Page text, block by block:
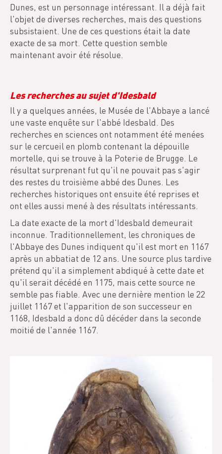
Dunes, est un personnage intéressant. Il a déjà fait
l'objet de diverses recherches, mais des questions
subsistaient. Une de ces questions était la date
exacte de sa mort. Cette question semble
maintenant avoir été résolue.
Les recherches au sujet d'Idesbald
Il y a quelques années, le Musée de l'Abbaye a lancé
une vaste enquête sur l'abbé Idesbald. Des
recherches en sciences ont notamment été menées
sur le cercueil en plomb contenant la dépouille
mortelle, qui se trouve à la Poterie de Brugge. Le
résultat surprenant fut qu'il ne pouvait pas s'agir
des restes du troisième abbé des Dunes. Les
recherches historiques ont ensuite été reprises et
ont elles aussi mené à des résultats intéressants.
La date exacte de la mort d'Idesbald demeurait
inconnue. Traditionnellement, les chroniques de
l'Abbaye des Dunes indiquent qu'il est mort en 1167
après un abbatiat de 12 ans. Une source plus tardive
prétend qu'il a simplement abdiqué à cette date et
qu'il serait décédé en 1175, mais cette source ne
semble pas fiable. Avec une dernière mention le 22
juillet 1167 et l'apparition de son successeur en
1168, Idesbald a donc dû décéder dans la seconde
moitié de l'année 1167.